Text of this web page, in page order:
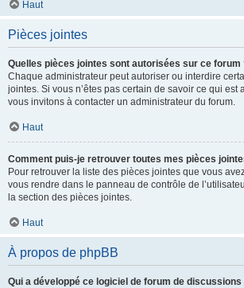
Haut
Pièces jointes
Quelles pièces jointes sont autorisées sur ce forum
Chaque administrateur peut autoriser ou interdire
jointes. Si vous n’êtes pas certain de savoir ce qui est
vous invitons à contacter un administrateur du forum.
Haut
Comment puis-je retrouver toutes mes pièces
Pour retrouver la liste des pièces jointes que vous
vous rendre dans le panneau de contrôle de
la section des pièces jointes.
Haut
À propos de phpBB
Qui a développé ce logiciel de forum de discussions